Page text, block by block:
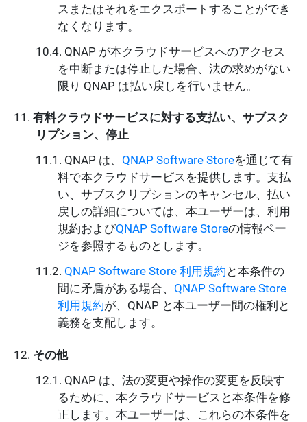
スまたはそれをエクスポートすることができ
なくなります。
QNAP が本クラウドサービスへのアクセス
を中断または停止した場合、法の求めがない
限り QNAP は払い戻しを行いません。
有料クラウドサービスに対する支払い、サブスク
リプション、停止
QNAP は、 QNAP Software Storeを通じて有
料で本クラウドサービスを提供します。支払
い、サブスクリプションのキャンセル、払い
戻しの詳細については、本ユーザーは、利用
規約およびQNAP Software Storeの情報ペー
ジを参照するものとします。
QNAP Software Store 利用規約 と本条件の
間に矛盾がある場合、 QNAP Software Store
利用規約が、QNAP と本ユーザー間の権利と
義務を支配します。
その他
QNAP は、法の変更や操作の変更を反映す
るために、本クラウドサービスと本条件を修
正します。本ユーザーは、これらの本条件を